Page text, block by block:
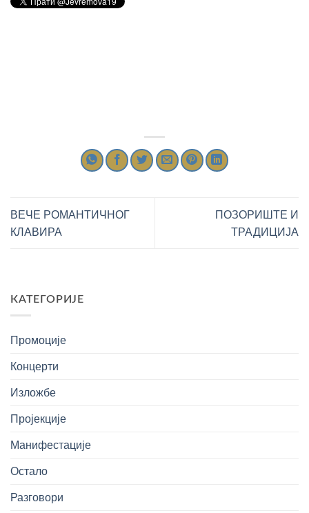
ВЕЧЕ РОМАНТИЧНОГ
КЛАВИРА
ПОЗОРИШТЕ И
ТРАДИЦИЈА
КАТЕГОРИЈЕ
Промоције
Концерти
Изложбе
Пројекције
Манифестације
Остало
Разговори